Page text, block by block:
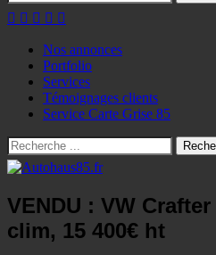
Facebook
Googleplus
E- Instagram
Menu
principal
Aller
contenu
Nos annonces
Portfolio
Services
Témoignages clients
Service Carte Grise 85
Recherche
Rechercher :
VENDU : VW
clim, 15 400€ ht